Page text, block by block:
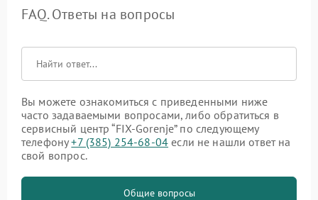
FAQ. Ответы на вопросы
Вы можете ознакомиться с приведенными ниже
часто задаваемыми вопросами, либо обратиться в
сервисный центр “FIX-Gorenje” по следующему
телефону+7 (385) 254-68-04 если не нашли ответ на
свой вопрос.
Общие вопросы